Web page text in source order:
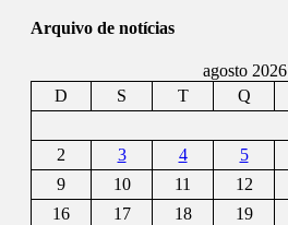
Arquivo de notícias
agosto 2026
D
S T Q
2
3 4 5
9
10 11 12
16
17 18 19